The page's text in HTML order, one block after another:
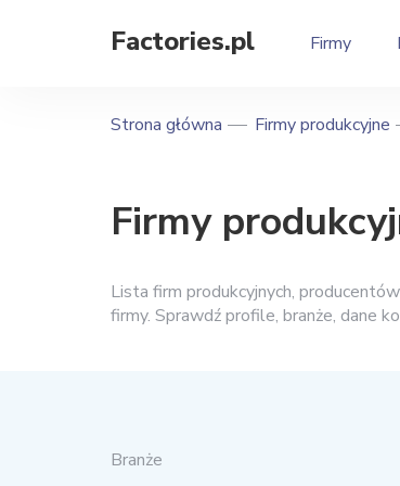
Factories.pl Firmy
Strona główna Firmy produkcyjne
Firmy
Lista firm produkcyjnych,
firmy. Sprawdź profile, branże, dane
Branże